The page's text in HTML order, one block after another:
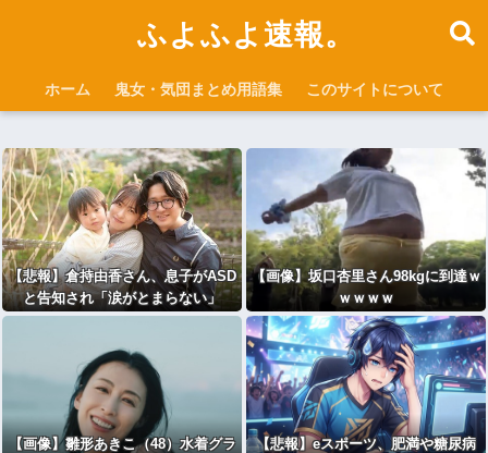
ふよふよ速報。
ホーム 鬼女・気団まとめ用語集 このサイトについて
【悲報】倉持由香さん、息子がASD
と告知され「涙がとまらない」
【画像】坂口杏里さん98kgに到達ｗ
ｗｗｗｗ
【画像】雛形あきこ（48）水着グラ
【悲報】eスポーツ、肥満や糖尿病